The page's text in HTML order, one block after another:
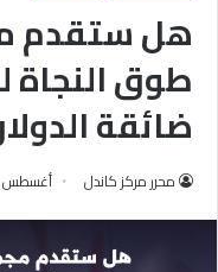
هل ستقدم
طوق النجاة
ضائقة
محرر مركز كاندل أغسطس 29, 2023